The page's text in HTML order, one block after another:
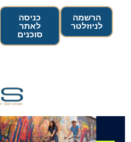
הרשמה
לניוזלטר
כניסה
לאתר
סוכנים